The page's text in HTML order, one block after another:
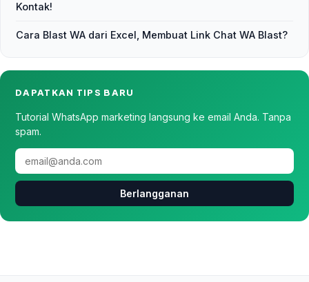
Kontak!
Cara Blast WA dari Excel, Membuat Link Chat WA Blast?
DAPATKAN TIPS BARU
Tutorial WhatsApp marketing langsung ke email Anda. Tanpa
spam.
Berlangganan